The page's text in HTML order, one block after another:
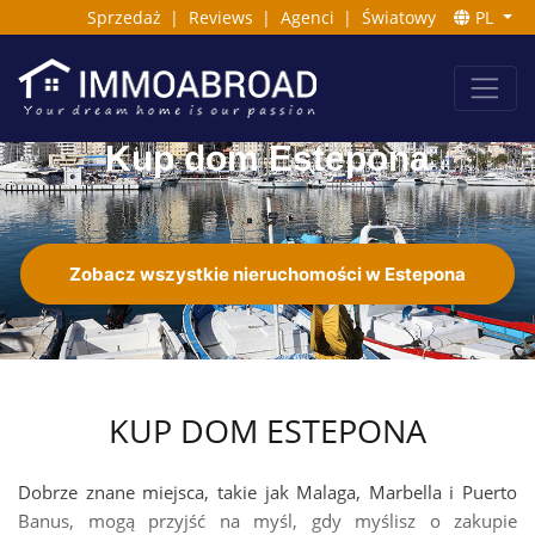
Sprzedaż | Reviews | Agenci | Światowy PL
Kup dom Estepona
Zobacz wszystkie nieruchomości w Estepona
KUP DOM ESTEPONA
Dobrze znane miejsca, takie jak Malaga, Marbella i Puerto
Banus, mogą przyjść na myśl, gdy myślisz o zakupie